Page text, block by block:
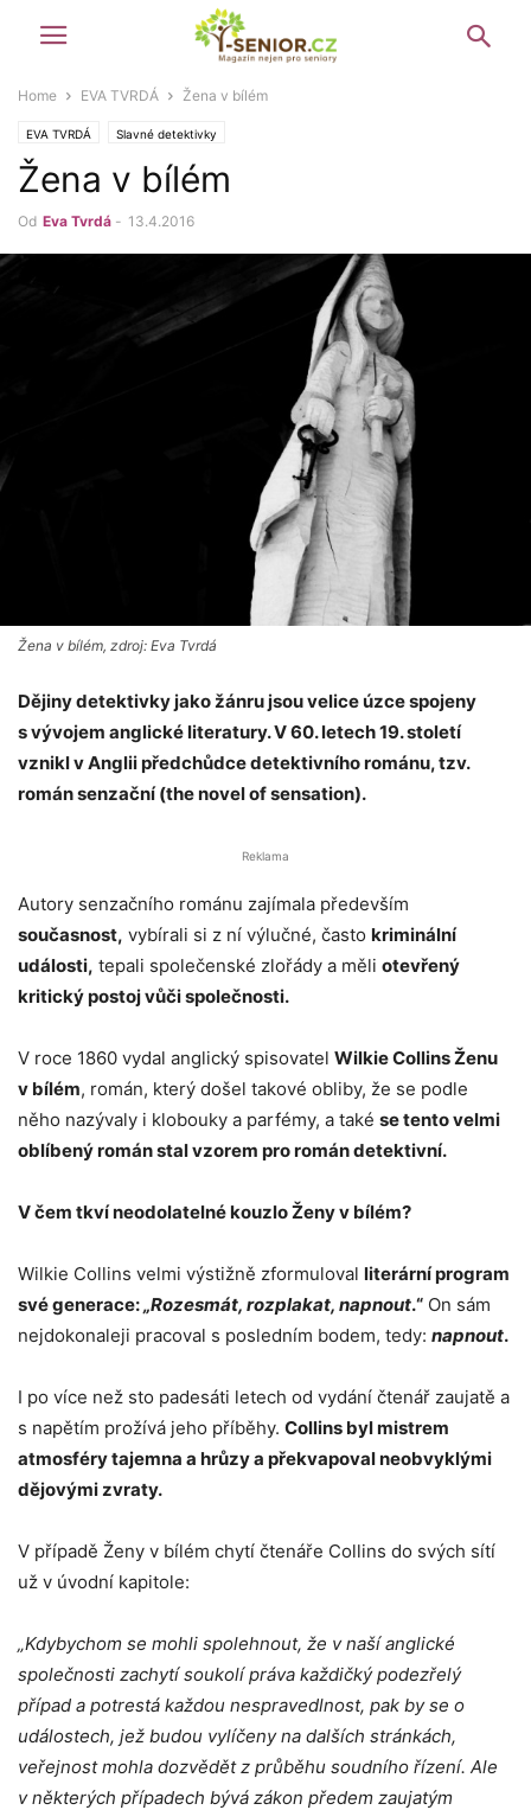
Home EVA TVRDÁ Žena v bílém
EVA TVRDÁ Slavné detektivky
Žena v bílém
Od Eva Tvrdá - 13.4.2016
Žena v bílém, zdroj: Eva Tvrdá
Dějiny detektivky jako žánru jsou velice úzce spojeny
s vývojem anglické literatury. V 60. letech 19. století
vznikl v Anglii předchůdce detektivního románu, tzv.
román senzační (the novel of sensation).
Reklama
Autory senzačního románu zajímala především
současnost, vybírali si z ní výlučné, často kriminální
události, tepali společenské zlořády a měli otevřený
kritický postoj vůči společnosti.
V roce 1860 vydal anglický spisovatel Wilkie Collins Ženu
v bílém, román, který došel takové obliby, že se podle
něho nazývaly i klobouky a parfémy, a také se tento velmi
oblíbený román stal vzorem pro román detektivní.
V čem tkví neodolatelné kouzlo Ženy v bílém?
Wilkie Collins velmi výstižně zformuloval literární program
své generace:„Rozesmát, rozplakat, napnout.“ On sám
nejdokonaleji pracoval s posledním bodem, tedy: napnout.
I po více než sto padesáti letech od vydání čtenář zaujatě a
s napětím prožívá jeho příběhy. Collins byl mistrem
atmosféry tajemna a hrůzy a překvapoval neobvyklými
dějovými zvraty.
V případě Ženy v bílém chytí čtenáře Collins do svých sítí
už v úvodní kapitole:
„Kdybychom se mohli spolehnout, že v naší anglické
společnosti zachytí soukolí práva každičký podezřelý
případ a potrestá každou nespravedlnost, pak by se o
událostech, jež budou vylíčeny na dalších stránkách,
veřejnost mohla dozvědět z průběhu soudního řízení. Ale
v některých případech bývá zákon předem zaujatým